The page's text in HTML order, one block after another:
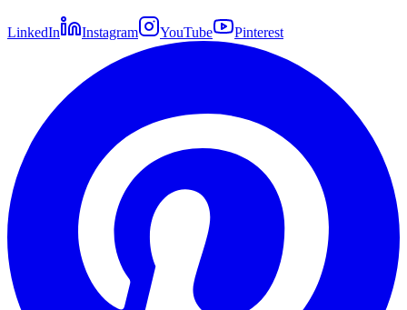
LinkedIn Instagram YouTube Pinterest